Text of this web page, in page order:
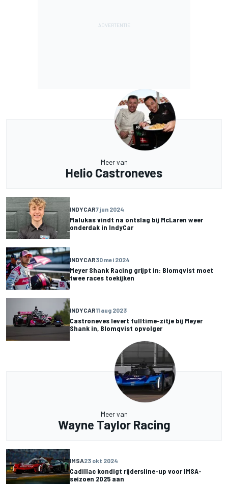
Meer van
Helio Castroneves
INDYCAR7 jun 2024
Malukas vindt na ontslag bij McLaren weer
onderdak in IndyCar
INDYCAR30 mei 2024
Meyer Shank Racing grijpt in: Blomqvist moet
twee races toekijken
INDYCAR11 aug 2023
Castroneves levert fulltime-zitje bij Meyer
Shank in, Blomqvist opvolger
Meer van
Wayne Taylor Racing
IMSA23 okt 2024
Cadillac kondigt rijdersline-up voor IMSA-
seizoen 2025 aan